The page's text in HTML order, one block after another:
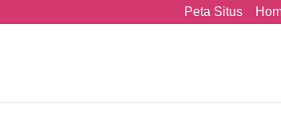
Peta Situs